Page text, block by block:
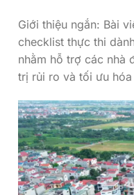
Giới thiệu ngắn: Bài
checklist thực thi
nhằm hỗ trợ các nhà
trị rủi ro và tối ưu